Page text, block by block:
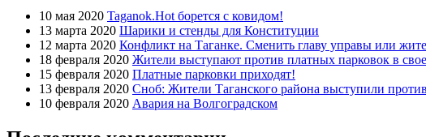
10 мая 2020 Taganok.Hot борется с ковидом!
13 марта 2020 Шарики и стенды для Конституции
12 марта 2020 Конфликт на Таганке. Сменить главу управы или
18 февраля 2020 Жители выступают против платных парковок в
15 февраля 2020 Платные парковки приходят!
13 февраля 2020 Сноб: Жители Таганского района выступили
10 февраля 2020 Авария на Волгоградском